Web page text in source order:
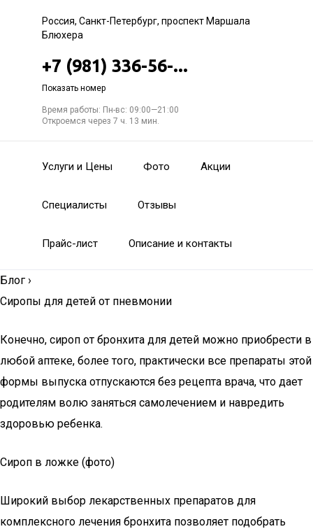
Россия, Санкт-Петербург, проспект Маршала
Блюхера
+7 (981) 336-56-...
Показать номер
Время работы: Пн-вс: 09:00—21:00
Откроемся через 7 ч. 13 мин.
Услуги и Цены Фото Акции
Специалисты Отзывы
Прайс-лист Описание и контакты
Блог ›
Сиропы для детей от пневмонии
Конечно, сироп от бронхита для детей можно приобрести в
любой аптеке, более того, практически все препараты этой
формы выпуска отпускаются без рецепта врача, что дает
родителям волю заняться самолечением и навредить
здоровью ребенка.
Сироп в ложке (фото)
Широкий выбор лекарственных препаратов для
комплексного лечения бронхита позволяет подобрать